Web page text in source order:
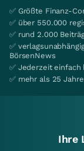
✅ Größte Finanz-
✅ über 550.000
✅ rund 2.000
✅
BörsenNews
✅ Jederzeit einfach
✅ mehr als 25
Ihre